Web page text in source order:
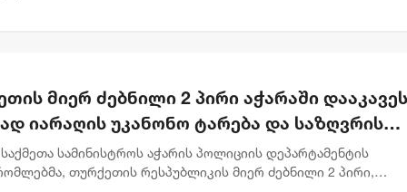
მიერ ძებნილი 2 პირი აჭარაში
იარაღის უკანონო ტარება და საზღვრის
ედებათ
საქმეთა სამინისტროს აჭარის პოლიციის დეპარტამენტის
თურქეთის რესპუბლიკის მიერ ძებნილი 2 პირი,